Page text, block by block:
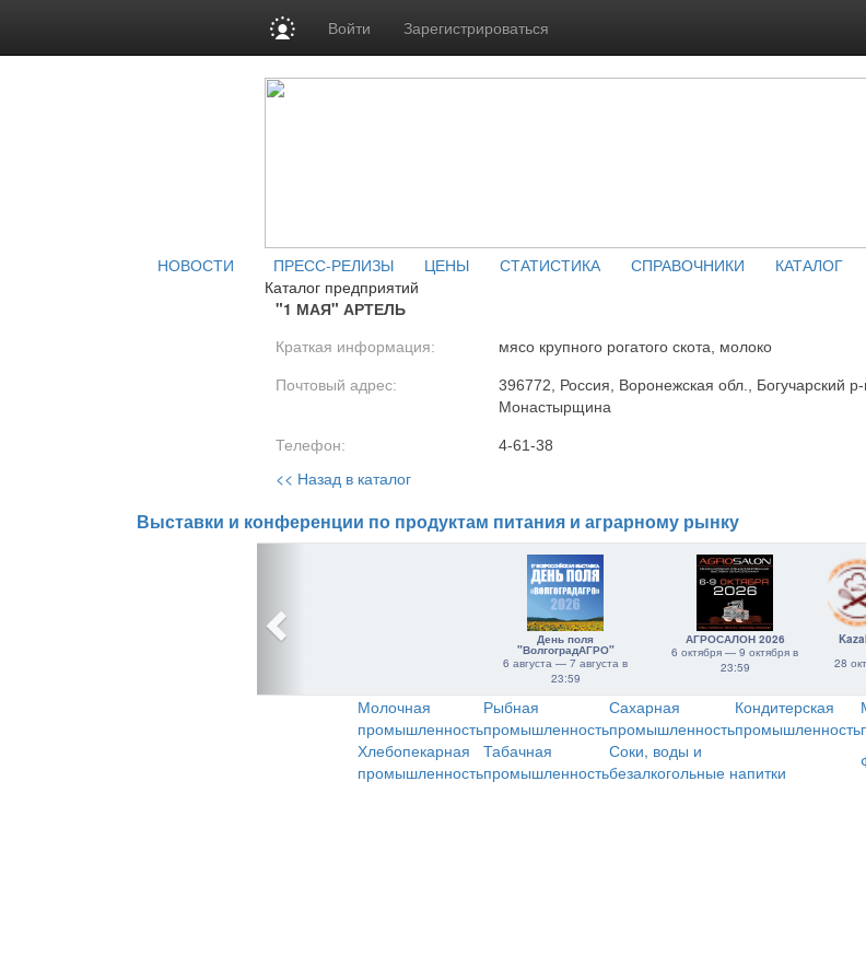
Войти Зарегистрироваться
НОВОСТИ ПРЕСС-РЕЛИЗЫ ЦЕНЫ СТАТИСТИКА СПРАВОЧНИКИ КАТАЛОГ
Каталог предприятий
"1 МАЯ" АРТЕЛЬ
Краткая информация: мясо крупного рогатого скота, молоко
Почтовый адрес:
396772, Россия, Воронежская обл., Богучарский р-
Монастырщина
Телефон: 4-61-38
<< Назад в каталог
Выставки и конференции по продуктам питания и аграрному рынку
День поля
"ВолгоградАГРО"
6 августа — 7 августа в
23:59
АГРОСАЛОН 2026
6 октября — 9 октября в
23:59
28
Молочная
промышленность
Рыбная
промышленность
Сахарная
промышленность
Кондитерская
промышленность
Хлебопекарная
промышленность
Табачная
промышленность
Соки, воды и
безалкогольные напитки